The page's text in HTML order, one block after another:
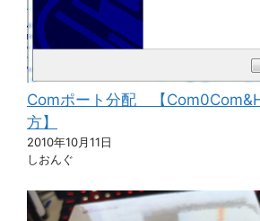
Comポート分配 【
方】
2010年10月11日
しおんぐ